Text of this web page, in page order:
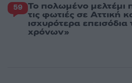
59 Το πολωμένο μελτέμι
τις φωτιές σε Αττική
ισχυρότερα
χρόνων»